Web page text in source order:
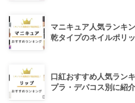
マニキュア人気ランキ
乾タイプのネイルポリ
口紅おすすめ人気ラン
プラ・デパコス別に紹介